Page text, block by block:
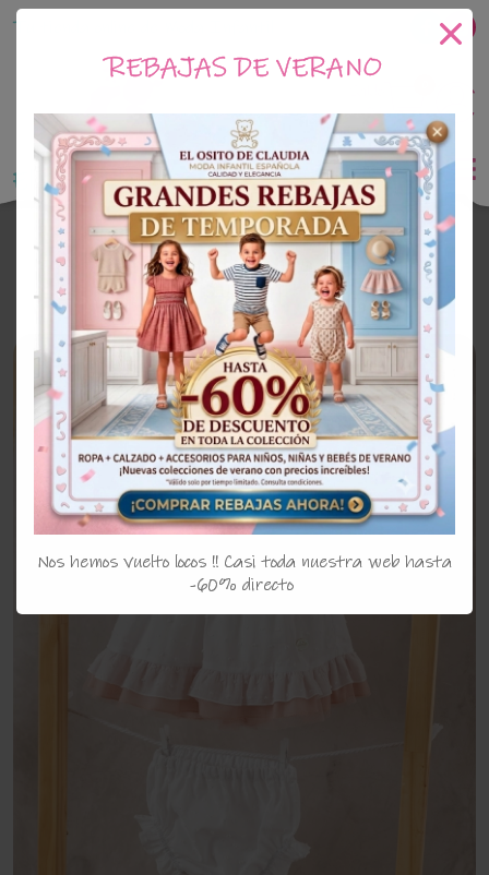
El Osito de Claudia
Tu tienda online de Moda Infantil
0€
Outlet Niña
OUTLET
30%
REBAJAS DE VERANO
Nos hemos vuelto locos !! Casi toda nuestra web hasta
-60% directo